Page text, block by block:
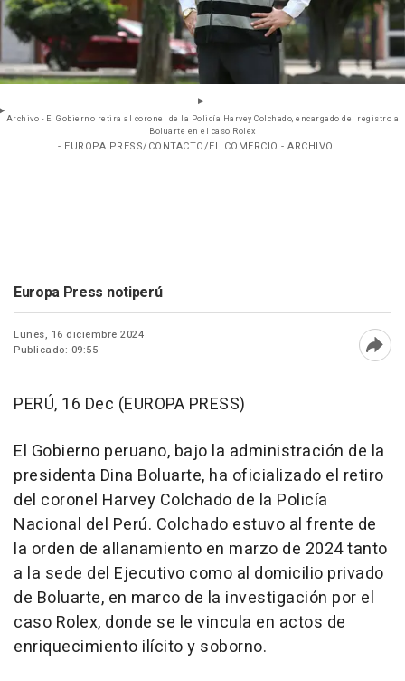
Archivo - El Gobierno retira al coronel de la Policía Harvey Colchado, encargado del registro a
Boluarte en el caso Rolex
- EUROPA PRESS/CONTACTO/EL COMERCIO - ARCHIVO
Europa Press notiperú
Lunes, 16 diciembre 2024
Publicado: 09:55
PERÚ, 16 Dec (EUROPA PRESS)
El Gobierno peruano, bajo la administración de la
presidenta Dina Boluarte, ha oficializado el retiro
del coronel Harvey Colchado de la Policía
Nacional del Perú. Colchado estuvo al frente de
la orden de allanamiento en marzo de 2024 tanto
a la sede del Ejecutivo como al domicilio privado
de Boluarte, en marco de la investigación por el
caso Rolex, donde se le vincula en actos de
enriquecimiento ilícito y soborno.